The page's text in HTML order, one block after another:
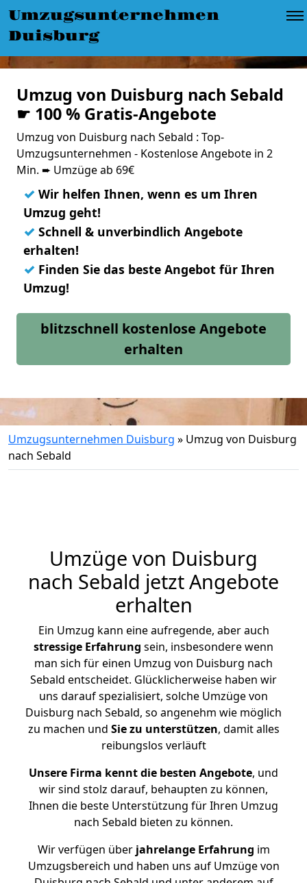
Umzugsunternehmen
Duisburg
Umzug von Duisburg nach Sebald
☛ 100 % Gratis-Angebote
Umzug von Duisburg nach Sebald : Top-
Umzugsunternehmen - Kostenlose Angebote in 2
Min. ➨ Umzüge ab 69€
✓ Wir helfen Ihnen, wenn es um Ihren
Umzug geht!
✓ Schnell & unverbindlich Angebote
erhalten!
✓ Finden Sie das beste Angebot für Ihren
Umzug!
blitzschnell kostenlose Angebote
erhalten
Umzugsunternehmen Duisburg » Umzug von Duisburg
nach Sebald
Umzüge von Duisburg
nach Sebald jetzt Angebote
erhalten
Ein Umzug kann eine aufregende, aber auch
stressige Erfahrung sein, insbesondere wenn
man sich für einen Umzug von Duisburg nach
Sebald entscheidet. Glücklicherweise haben wir
uns darauf spezialisiert, solche Umzüge von
Duisburg nach Sebald, so angenehm wie möglich
zu machen und Sie zu unterstützen, damit alles
reibungslos verläuft
Unsere Firma kennt die besten Angebote, und
wir sind stolz darauf, behaupten zu können,
Ihnen die beste Unterstützung für Ihren Umzug
nach Sebald bieten zu können.
Wir verfügen überjahrelange Erfahrung im
Umzugsbereich und haben uns auf Umzüge von